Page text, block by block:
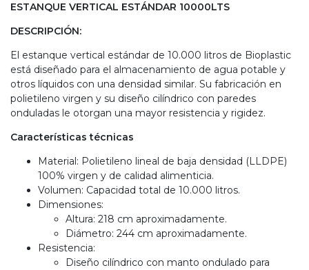
ESTANQUE VERTICAL ESTÁNDAR 10000LTS
DESCRIPCIÓN:
El estanque vertical estándar de 10.000 litros de Bioplastic
está diseñado para el almacenamiento de agua potable y
otros líquidos con una densidad similar. Su fabricación en
polietileno virgen y su diseño cilíndrico con paredes
onduladas le otorgan una mayor resistencia y rigidez.
Características técnicas
Material: Polietileno lineal de baja densidad (LLDPE)
100% virgen y de calidad alimenticia.
Volumen: Capacidad total de 10.000 litros.
Dimensiones:
Altura: 218 cm aproximadamente.
Diámetro: 244 cm aproximadamente.
Resistencia:
Diseño cilíndrico con manto ondulado para